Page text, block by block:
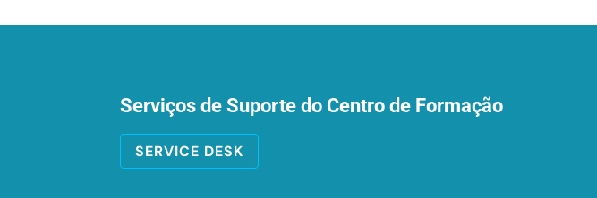
Serviços de Suporte do Centro de Formação
SERVICE DESK